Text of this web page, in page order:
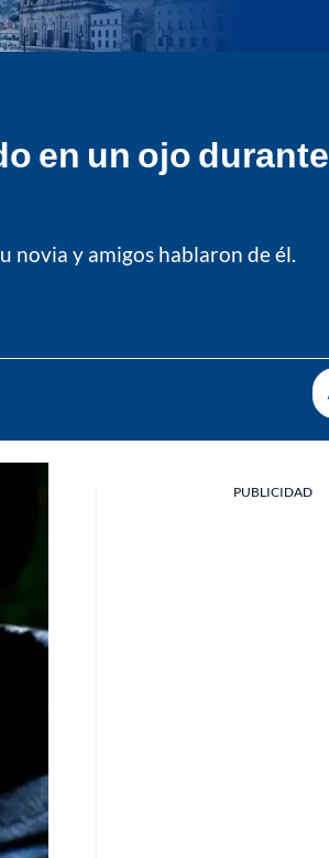
en un ojo durante
novia y amigos hablaron de él.
PUBLICIDAD